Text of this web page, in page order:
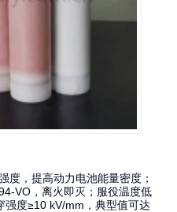
度，提高动力电池能量密度；
VO，离火即灭；服役温度低
度≥10 kV/mm，典型值可达